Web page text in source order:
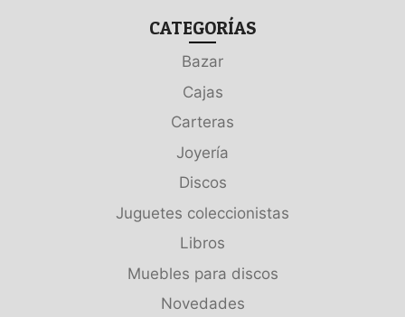
CATEGORÍAS
Bazar
Cajas
Carteras
Joyería
Discos
Juguetes coleccionistas
Libros
Muebles para discos
Novedades